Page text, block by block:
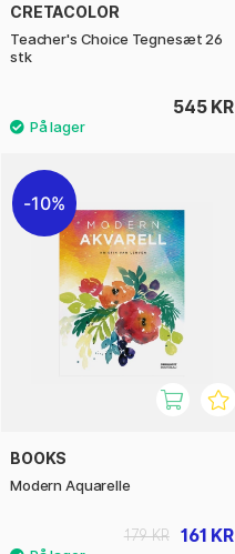
CRETACOLOR
Teacher's Choice Tegnesæt 26
stk
545 KR
10%
BOOKS
Modern Aquarelle
161 KR
179 KR